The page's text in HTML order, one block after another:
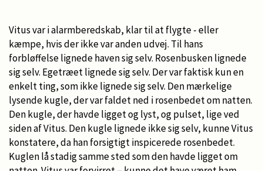
Vitus var i alarmberedskab, klar til at flygte - eller
kæmpe, hvis der ikke var anden udvej. Til hans
forbløffelse lignede haven sig selv. Rosenbusken lignede
sig selv. Egetræet lignede sig selv. Der var faktisk kun en
enkelt ting, som ikke lignede sig selv. Den mærkelige
lysende kugle, der var faldet ned i rosenbedet om natten.
Den kugle, der havde ligget og lyst, og pulset, lige ved
siden af Vitus. Den kugle lignede ikke sig selv, kunne Vitus
konstatere, da han forsigtigt inspicerede rosenbedet.
Kuglen lå stadig samme sted som den havde ligget om